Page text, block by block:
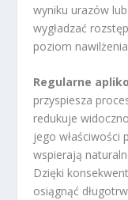
wyniku urazów
wygładzać
poziom
Regularne
przyspiesza
redukuje
jego właściwości
wspierają
Dzięki
osiągnąć